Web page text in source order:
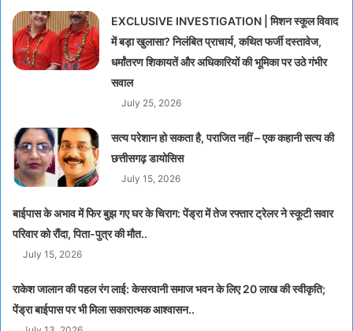
EXCLUSIVE INVESTIGATION | मिशन स्कूल विवाद
में बड़ा खुलासा? निलंबित प्राचार्य, कथित फर्जी दस्तावेज,
धर्मांतरण शिकायतें और अधिकारियों की भूमिका पर उठे गंभीर
सवाल
July 25, 2026
सत्य परेशान हो सकता है, पराजित नहीं – एक कहानी सत्य की
छत्तीसगढ़ डायोसिस
July 15, 2026
बाईपास के अभाव में फिर बुझ गए घर के चिराग: पेंड्रा में तेज रफ्तार ट्रेलर ने स्कूटी सवार
परिवार को रौंदा, पिता-पुत्र की मौत..
July 15, 2026
राकेश जालान की पहल रंग लाई: केसरवानी समाज भवन के लिए 20 लाख की स्वीकृति;
पेंड्रा बाईपास पर भी मिला सकारात्मक आश्वासन..